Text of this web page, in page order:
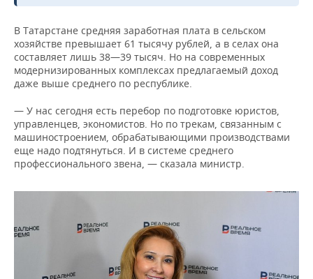
В Татарстане средняя заработная плата в сельском
хозяйстве превышает 61 тысячу рублей, а в селах она
составляет лишь 38—39 тысяч. Но на современных
модернизированных комплексах предлагаемый доход
даже выше среднего по республике.
— У нас сегодня есть перебор по подготовке юристов,
управленцев, экономистов. Но по трекам, связанным с
машиностроением, обрабатывающими производствами
еще надо подтянуться. И в системе среднего
профессионального звена, — сказала министр.